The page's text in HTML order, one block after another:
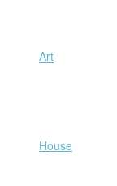
Art
House